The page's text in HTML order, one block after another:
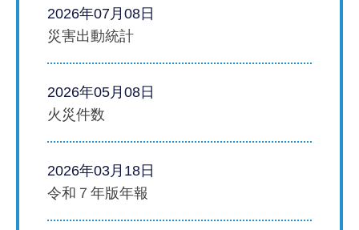
2026年07月08日
災害出動統計
2026年05月08日
火災件数
2026年03月18日
令和７年版年報